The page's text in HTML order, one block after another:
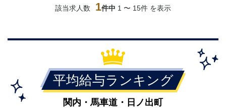
該当求人数 1件中 1 〜 15件 を表示
平均給与ランキング
関内・馬車道・日ノ出町
浅草
久米川
西麻布